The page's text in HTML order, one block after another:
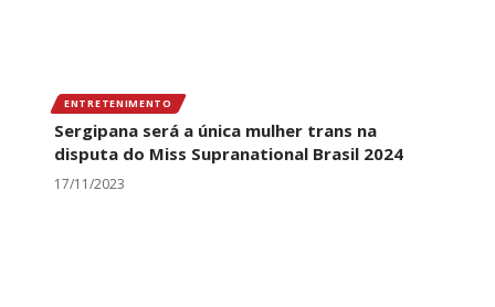
ENTRETENIMENTO
Sergipana será a única mulher trans na
disputa do Miss Supranational Brasil 2024
17/11/2023